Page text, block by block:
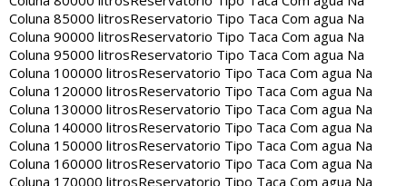
Coluna 85000 litrosReservatorio Tipo Taca Com agua Na
Coluna 90000 litrosReservatorio Tipo Taca Com agua Na
Coluna 95000 litrosReservatorio Tipo Taca Com agua Na
Coluna 100000 litrosReservatorio Tipo Taca Com agua Na
Coluna 120000 litrosReservatorio Tipo Taca Com agua Na
Coluna 130000 litrosReservatorio Tipo Taca Com agua Na
Coluna 140000 litrosReservatorio Tipo Taca Com agua Na
Coluna 150000 litrosReservatorio Tipo Taca Com agua Na
Coluna 160000 litrosReservatorio Tipo Taca Com agua Na
Coluna 170000 litrosReservatorio Tipo Taca Com agua Na